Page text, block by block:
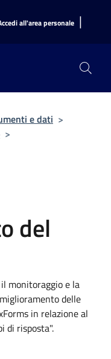
all'area personale |
e dati >
>
del
monitoraggio e la
delle
in relazione al
di risposta".